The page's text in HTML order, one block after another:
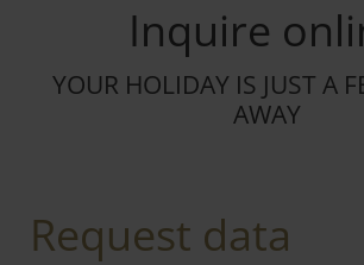
Inquire
YOUR HOLIDAY IS JUST A
AWAY
Request data